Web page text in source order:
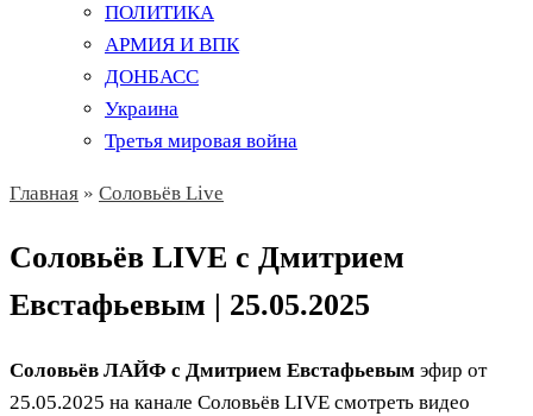
ПОЛИТИКА
АРМИЯ И ВПК
ДОНБАСС
Украина
Третья мировая война
Главная » Соловьёв Live
Соловьёв LIVE с Дмитрием
Евстафьевым | 25.05.2025
Соловьёв ЛАЙФ с Дмитрием Евстафьевым эфир от
25.05.2025 на канале Соловьёв LIVE смотреть видео